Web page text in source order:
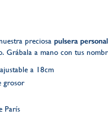
preciosa pulsera
Grábala a mano con tus
a 18cm
grosor
París